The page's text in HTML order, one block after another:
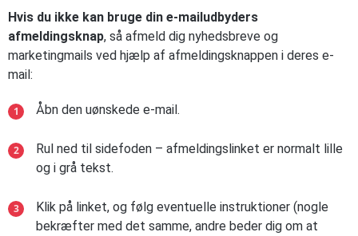
Hvis du ikke kan bruge din e-mailudbyders
afmeldingsknap, så afmeld dig nyhedsbreve og
marketingmails ved hjælp af afmeldingsknappen i deres e-
mail:
Åbn den uønskede e-mail.
Rul ned til sidefoden – afmeldingslinket er normalt lille
og i grå tekst.
Klik på linket, og følg eventuelle instruktioner (nogle
bekræfter med det samme, andre beder dig om at